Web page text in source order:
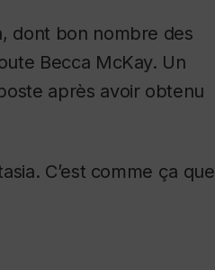
dont bon nombre des
Becca McKay. Un
après avoir obtenu
C’est comme ça que